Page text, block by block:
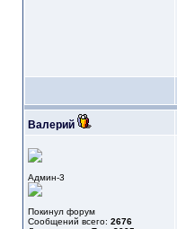
Валерий
Админ-3
Покинул форум
Сообщений всего: 2676